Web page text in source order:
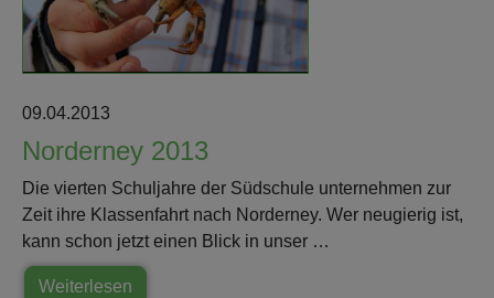
09.04.2013
Norderney 2013
Die vierten Schuljahre der Südschule unternehmen zur
Zeit ihre Klassenfahrt nach Norderney. Wer neugierig ist,
kann schon jetzt einen Blick in unser …
Weiterlesen